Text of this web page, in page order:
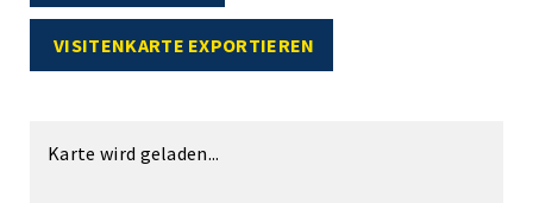
VISITENKARTE EXPORTIEREN
Karte wird geladen...